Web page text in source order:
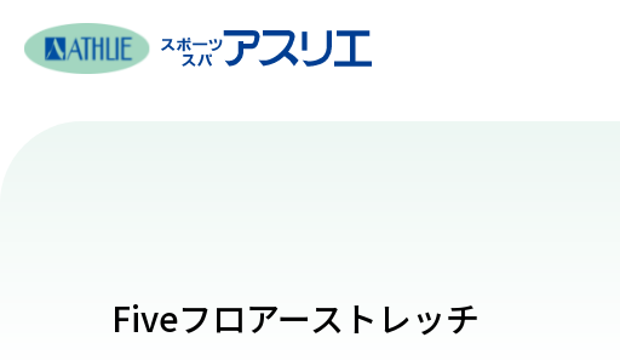
Fiveフロアーストレッチ